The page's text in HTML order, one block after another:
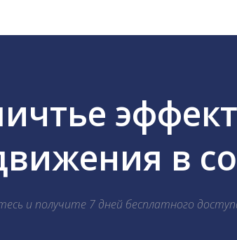
в
и получите 7 дней бесплатного